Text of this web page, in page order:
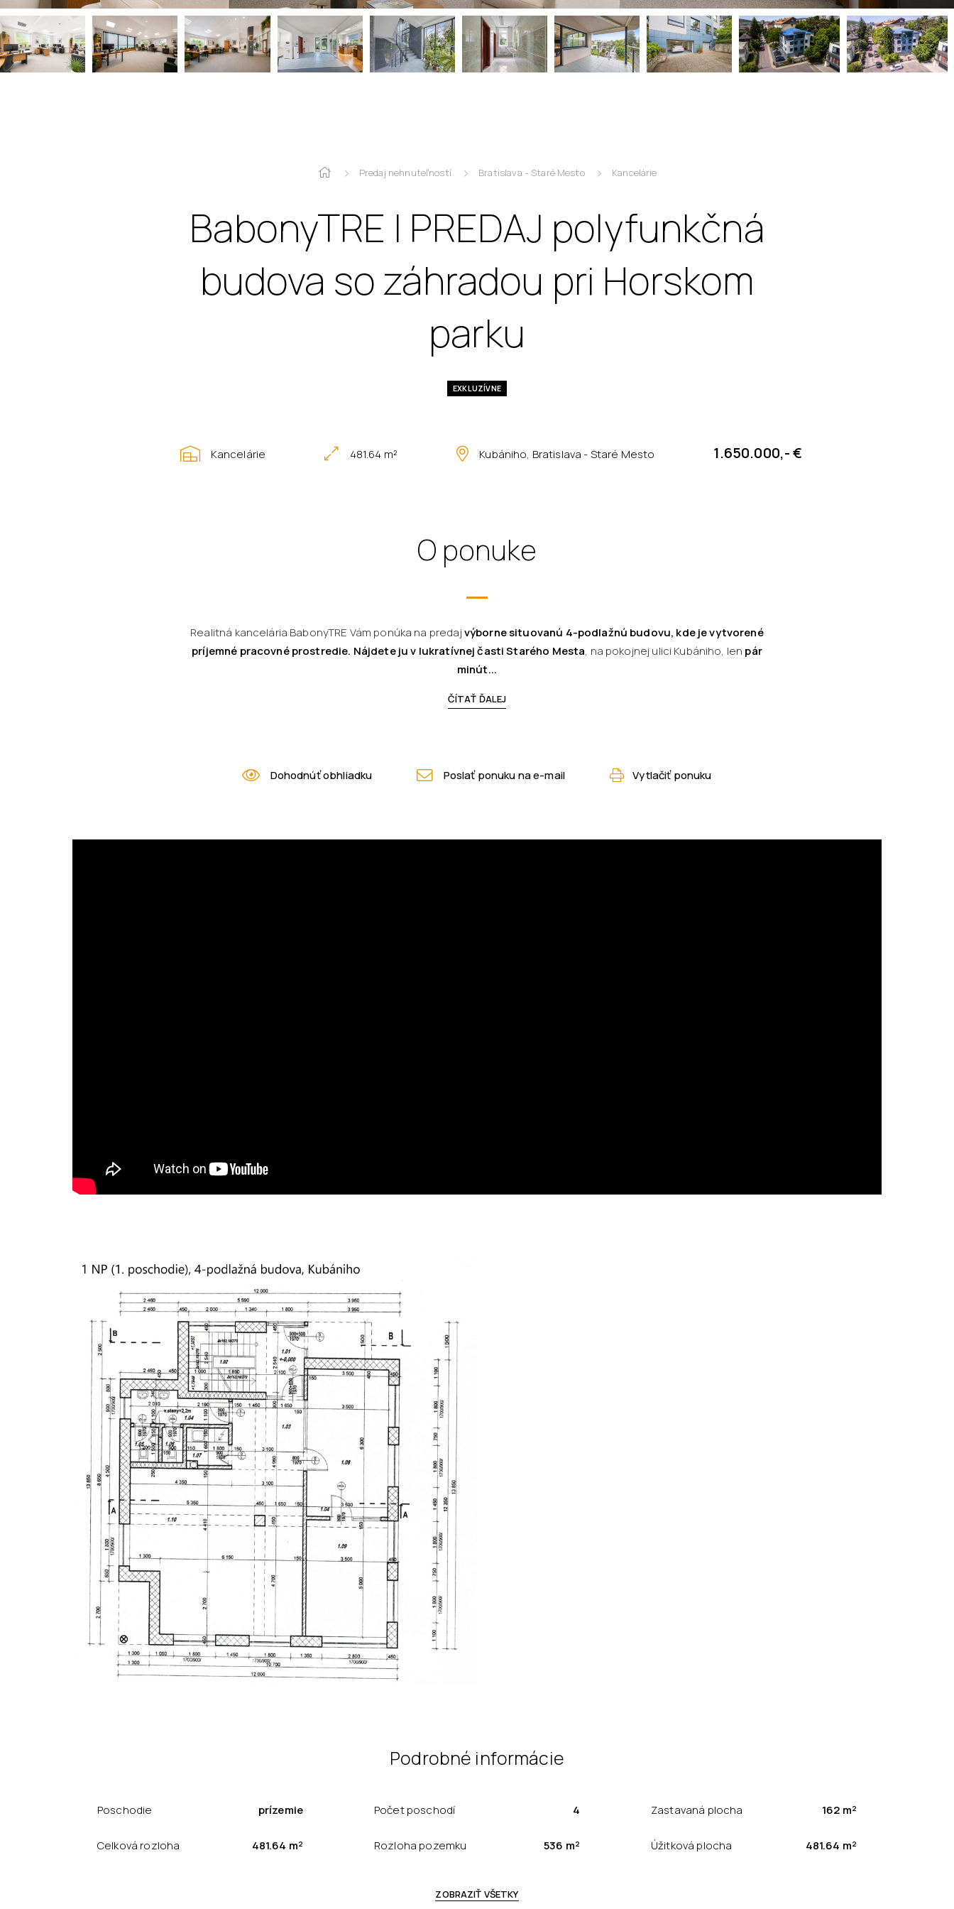
Predaj nehnuteľností Bratislava - Staré Mesto Kancelárie
BabonyTRE I PREDAJ polyfunkčná
budova so záhradou pri Horskom
parku
EXKLUZÍVNE
Kancelárie 481.64 m² Kubániho, Bratislava - Staré Mesto 1.650.000,- €
O ponuke
Realitná kancelária BabonyTRE Vám ponúka na predajvýborne situovanú 4-podlažnú budovu, kde je vytvorené
príjemné pracovné prostredie. Nájdete ju v lukratívnej časti Starého Mesta, na pokojnej ulici Kubániho, len pár
minút...
ČÍTAŤ ĎALEJ
Dohodnúť obhliadku Poslať ponuku na e-mail Vytlačiť ponuku
Podrobné informácie
Poschodie prízemie Počet poschodí 4 Zastavaná plocha 162 m²
Celková rozloha 481.64 m² Rozloha pozemku 536 m² Úžitková plocha 481.64 m²
ZOBRAZIŤ VŠETKY